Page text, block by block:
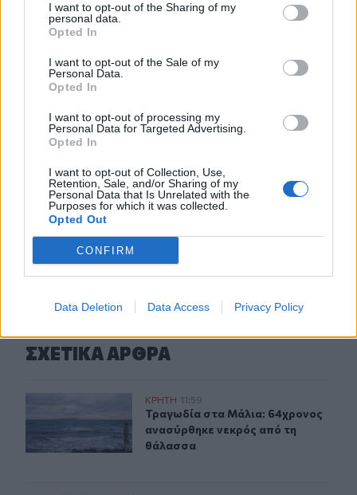
I want to opt-out of the Sharing of my
personal data.
Opted In
I want to opt-out of the Sale of my
Personal Data.
Opted In
I want to opt-out of processing my
Personal Data for Targeted Advertising.
Opted In
I want to opt-out of Collection, Use,
Retention, Sale, and/or Sharing of my
Personal Data that Is Unrelated with the
Purposes for which it was collected.
Opted Out
CONFIRM
Data Deletion Data Access Privacy Policy
Ηράκλειο: Ποια θέματα περιλαμβάνει η εβδομαδιαία
ανασκόπηση του Δημάρχου
09:41
Γερμανία: Νέα έρευνα για την άμυνα απέναντι στα drones
09:35
Γαμήλιος τουρισμός: Στην Κρήτη από όλες τις ηπείρους,
για τον γάμο των ονείρων τους!
09:29
Κασσάνοι: Όλα έτοιμα για την Γιορτή Κρεμμυδιού
ΣΧΕΤΙΚA AΡΘΡΑ
Τραγωδία στα Μάλια: 64χρονος ανασύρθηκε νεκρός
ΚΡΗΤΗ 11:59
Τραγωδία στα Μάλια: 64χρονος
Τραγωδία στα Μάλια: 64χρονος
ανασύρθηκε νεκρός από τη
θάλασσα